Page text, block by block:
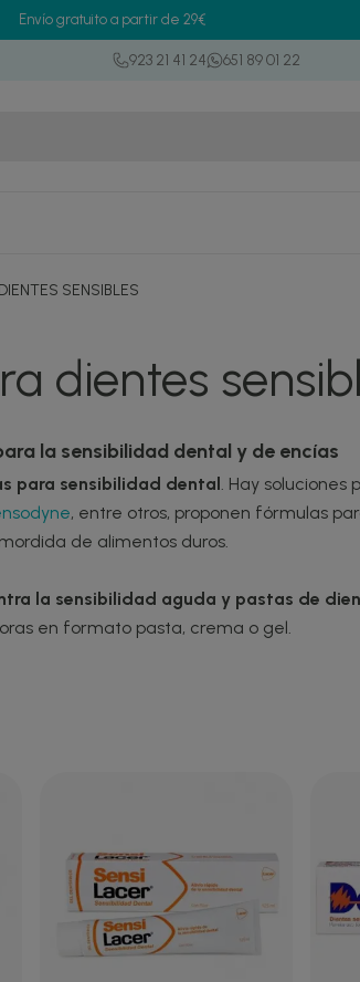
Envío gratuito a partir de 29€
923 21 41 24 651 89 01 22
SENSIBLES
dientes
la sensibilidad dental y de encías
para sensibilidad dental. Hay soluciones
, entre otros, proponen fórmulas
mordida de alimentos duros.
la sensibilidad aguda y pastas de
en formato pasta, crema o gel.